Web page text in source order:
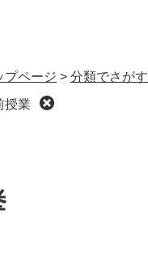
プページ > 分類でさがす
授業